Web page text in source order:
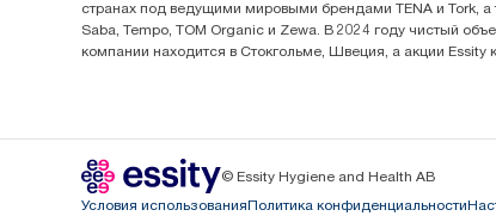
странах под ведущими мировыми брендами TENA и Tork,
Saba, Tempo, TOM Organic и Zewa. В 2024 году чистый
компании находится в Стокгольме, Швеция, а акции
© Essity Hygiene and Health AB
Условия использованияПолитика конфиденциальности